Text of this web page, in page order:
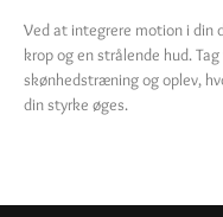
Ved at integrere motion i din
krop og en strålende hud.
skønhedstræning og oplev,
din styrke øges.